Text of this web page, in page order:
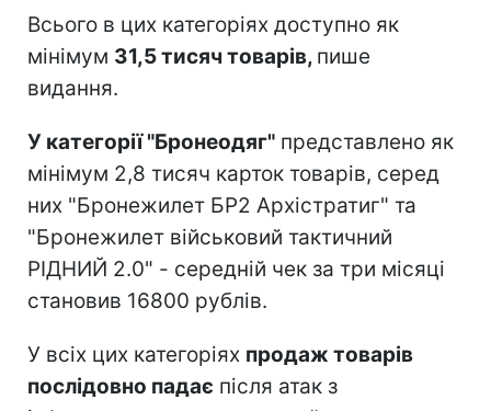
Всього в цих категоріях доступно як
мінімум 31,5 тисяч товарів, пише
видання.
У категорії "Бронеодяг" представлено як
мінімум 2,8 тисяч карток товарів, серед
них "Бронежилет БР2 Архістратиг" та
"Бронежилет військовий тактичний
РІДНИЙ 2.0" - середній чек за три місяці
становив 16800 рублів.
У всіх цих категоріях продаж товарів
послідовно падає після атак з